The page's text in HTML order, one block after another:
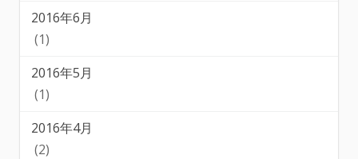
2016年6月
(1)
2016年5月
(1)
2016年4月
(2)